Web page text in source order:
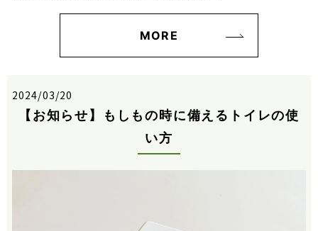
MORE
2024/03/20
【お知らせ】もしもの時に備えるトイレの使
い方